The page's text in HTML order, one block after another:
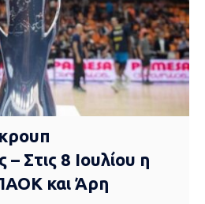
Στις 8 Ιουλίου η
και Άρη